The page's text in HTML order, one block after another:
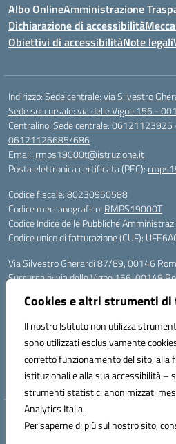
Cookies e altri strumenti di
Il nostro Istituto non utilizza
sono utilizzati esclusivamente
corretto funzionamento del sito, alla
istituzionali e alla sua accessibilità –
strumenti statistici anonimizzati
Analytics Italia.
Per saperne di più sul nostro sito,
Albo OnlineAmministrazione
Dichiarazione di accessibilità
Obiettivi di accessibilitàNote legali
Indirizzo:Sede centrale: via Silvestro
Sede succursale: via delle Vigne 156 -
Centralino:Sede centrale: 06121123925
06121126685/686
Email: rmps19000t@istruzione.it
Posta elettronica certificata (PEC):
Codice fiscale: 80230950588
Codice meccanografico: RMPS19000T
Codice Indice delle Pubbliche
Codice unico di fatturazione (CUF):
Via Silvestro Gherardi 87/89, 00146
Succursale: via delle Vigne 156, 00148
Mail: rmps19000t@istruzione.it - PEC:
Per contatti con il Dirigente Scolastico,
Codice univoco ufficio: UFE6AQ
Codice meccanografico: RMPS19000T
Codice fiscale: 80230950588
Hosting & Powered by
Concept & Design by